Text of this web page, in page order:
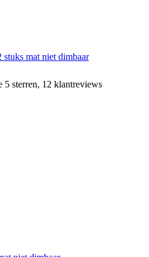
mat niet dimbaar
5 sterren, 12 klantreviews